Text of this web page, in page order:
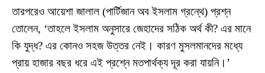
তারপরেও আয়েশা জালাল (পার্টিজান অব ইসলাম গ্রন্থে) প্রশ্ন
তোলেন, ‘তাহলে ইসলাম অনুসারে জেহাদের সঠিক অর্থ কী? এর মানে
কি যুদ্ধ? এর কোনও সহজ উত্তর নেই। কারণ মুসলমানদের মধ্যে
প্রায় হাজার বছর ধরে এই প্রশ্নে মতপার্থক্য দূর করা যায়নি।’